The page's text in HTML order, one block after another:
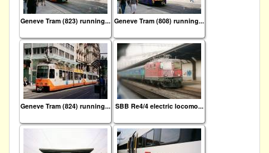
Geneve Tram (823) running... Geneve Tram (808) running...
Geneve Tram (824) running... SBB Re4/4 electric locomo...